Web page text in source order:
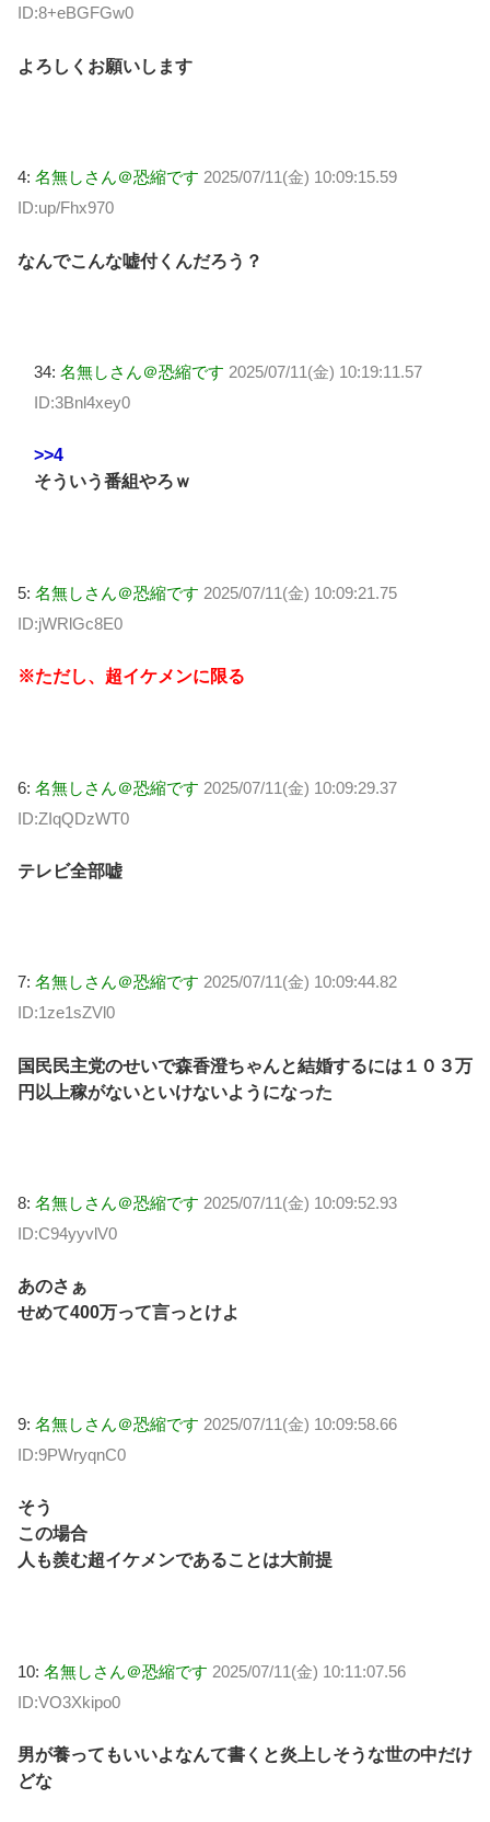
ID:8+eBGFGw0
よろしくお願いします
4: 名無しさん＠恐縮です 2025/07/11(金) 10:09:15.59
ID:up/Fhx970
なんでこんな嘘付くんだろう？
34: 名無しさん＠恐縮です 2025/07/11(金) 10:19:11.57
ID:3Bnl4xey0
>>4
そういう番組やろｗ
5: 名無しさん＠恐縮です 2025/07/11(金) 10:09:21.75
ID:jWRlGc8E0
※ただし、超イケメンに限る
6: 名無しさん＠恐縮です 2025/07/11(金) 10:09:29.37
ID:ZIqQDzWT0
テレビ全部嘘
7: 名無しさん＠恐縮です 2025/07/11(金) 10:09:44.82
ID:1ze1sZVl0
国民民主党のせいで森香澄ちゃんと結婚するには１０３万
円以上稼がないといけないようになった
8: 名無しさん＠恐縮です 2025/07/11(金) 10:09:52.93
ID:C94yyvlV0
あのさぁ
せめて400万って言っとけよ
9: 名無しさん＠恐縮です 2025/07/11(金) 10:09:58.66
ID:9PWryqnC0
そう
この場合
人も羨む超イケメンであることは大前提
10: 名無しさん＠恐縮です 2025/07/11(金) 10:11:07.56
ID:VO3Xkipo0
男が養ってもいいよなんて書くと炎上しそうな世の中だけ
どな